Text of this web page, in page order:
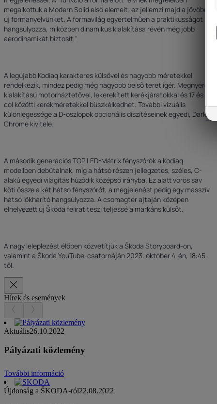
megalkottuk a Modern Solid első elemeit; ez jellemzi majd a jövőben
új formanyelvünket. A formavilág egyértelműen a praktikusságot
hangsúlyozza, miközben dinamikus kialakítása révén még jobb
aerodinamikát biztosít."
A legújabb Kodiaq karakteres külsővel és nagyobb méretekkel
rendelkezik, mindez pedig még nagyobb belső teret ígér. Megnyerő
kialakítású motorháztetővel, lekerekített kerékjáratokkal és 17 és 20
col közötti kerékméretekkel büszkélkedhet. További vizuális
különlegessége a D-oszlopok opcionális díszítéseinek egyedi, Dark
Chrome kivitele.
A második generációs TOP LED-Mátrix fényszórók a Kodiaq
modellben debütálnak, míg a hátsó részen jellegzetes, széles, C-
alakú egyedi világítás húzódik középső irányba. Ez alatt vörös sáv
köti össze a két hátsó fényszórót, a megjelenést pedig egy masszív
hátsó lökhárító hangsúlyozza. A csomagtér ajtaján középen
elhelyezett új Škoda felirat teszi teljessé a markáns külsőt.
A nagy leleplezést élőben közvetítjük a Škoda Storyboard-on,
valamint a Škoda YouTube-csatornáján 2023. október 4-én, 18:45-
től.
Hírek és események
Aktuális26.10.2022
Pályázati közlemény
További információ
Újdonság a ŠKODA-ról22.08.2022